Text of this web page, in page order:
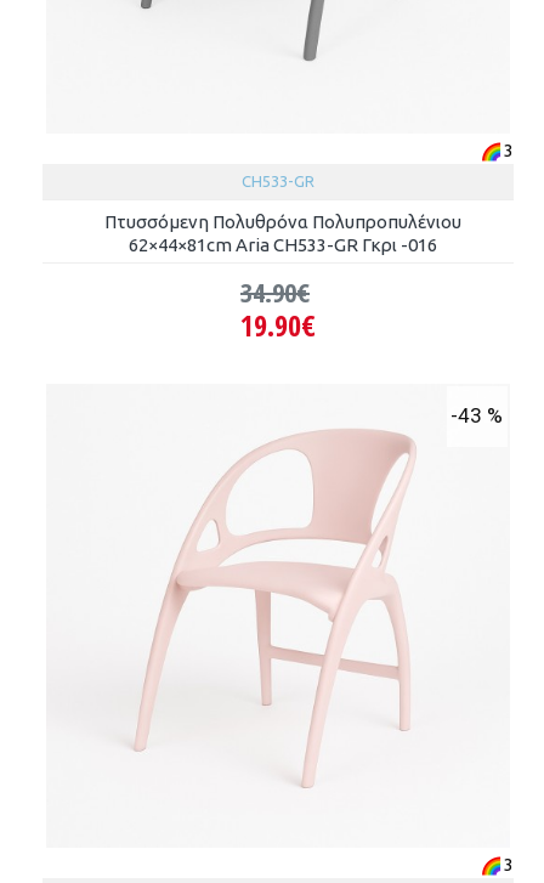
3
CH533-GR
Πτυσσόμενη Πολυθρόνα Πολυπροπυλένιου
62×44×81cm Aria CH533-GR Γκρι -016
19.90€
34.90€
-43 %
3